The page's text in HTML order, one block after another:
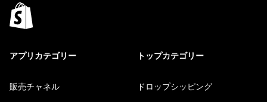
アプリカテゴリー
販売チャネル
トップカテゴリー
ドロップシッピング